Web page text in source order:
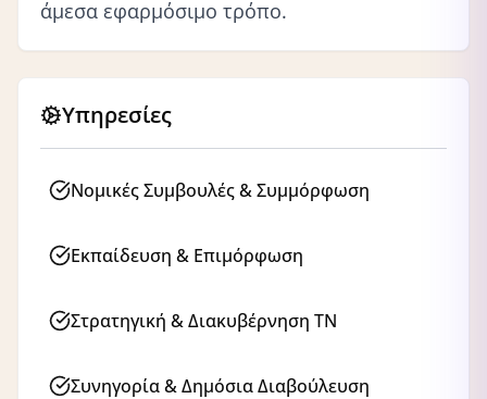
άμεσα εφαρμόσιμο τρόπο.
Υπηρεσίες
Νομικές Συμβουλές & Συμμόρφωση
Εκπαίδευση & Επιμόρφωση
Στρατηγική & Διακυβέρνηση ΤΝ
Συνηγορία & Δημόσια Διαβούλευση